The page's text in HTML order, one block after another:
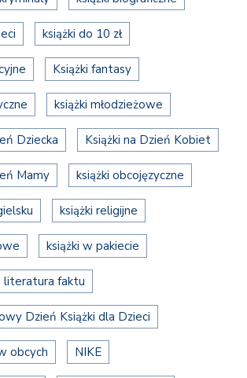
książki do 10 zł
Książki fantasy
książki młodzieżowe
Dziecka Książki na Dzień Kobiet
Mamy książki obcojęzyczne
książki religijne
książki w pakiecie
literatura faktu
Dzień Książki dla Dzieci
obcych NIKE